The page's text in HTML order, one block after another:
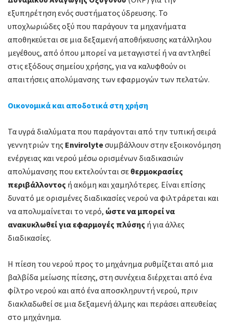
εξυπηρέτηση ενός συστήματος ύδρευσης. Το
υποχλωριώδες οξύ που παράγουν τα μηχανήματα
αποθηκεύεται σε μια δεξαμενή αποθήκευσης κατάλληλου
μεγέθους, από όπου μπορεί να μεταγγιστεί ή να αντληθεί
στις εξόδους σημείου χρήσης, για να καλυφθούν οι
απαιτήσεις απολύμανσης των εφαρμογών των πελατών.
Οικονομικά και αποδοτικά στη χρήση
Τα υγρά διαλύματα που παράγονται από την τυπική σειρά
γεννητριών της Envirolyteσυμβάλλουν στην εξοικονόμηση
ενέργειας και νερού μέσω ορισμένων διαδικασιών
απολύμανσης που εκτελούνται σε θερμοκρασίες
περιβάλλοντος ή ακόμη και χαμηλότερες. Είναι επίσης
δυνατό με ορισμένες διαδικασίες νερού να φιλτράρεται και
να απολυμαίνεται το νερό, ώστε να μπορεί να
ανακυκλωθεί για εφαρμογές πλύσης ή για άλλες
διαδικασίες.
Η πίεση του νερού προς το μηχάνημα ρυθμίζεται από μια
βαλβίδα μείωσης πίεσης, στη συνέχεια διέρχεται από ένα
φίλτρο νερού και από ένα αποσκληρυντή νερού, πριν
διακλαδωθεί σε μια δεξαμενή άλμης και περάσει απευθείας
στο μηχάνημα.